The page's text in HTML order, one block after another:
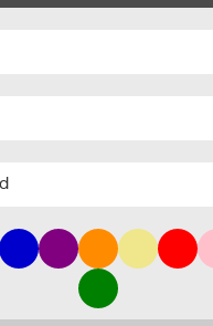
ár szerint növekvő